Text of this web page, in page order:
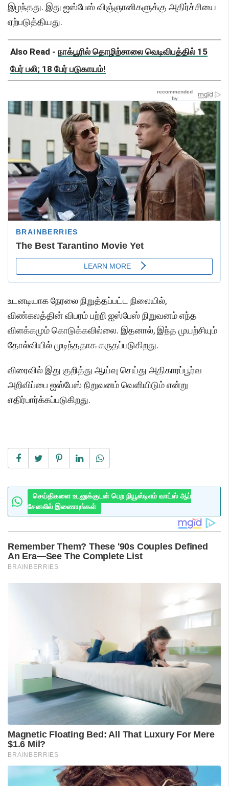
இழந்தது. இது ஐஸ்பேஸ் விஞ்ஞானிகளுக்கு அதிர்ச்சியை
ஏற்படுத்தியது.
Also Read - நாக்பூரில் தொழிற்சாலை வெடிவிபத்தில் 15
பேர் பலி; 18 பேர் படுகாயம்!
உடனடியாக நேரலை நிறுத்தப்பட்ட நிலையில்,
விண்கலத்தின் விபரம் பற்றி ஐஸ்பேஸ் நிறுவனம் எந்த
விளக்கமும் கொடுக்கவில்லை. இதனால், இந்த முயற்சியும்
தோல்வியில் முடிந்ததாக கருதப்படுகிறது.
விரைவில் இது குறித்து ஆய்வு செய்து அதிகாரப்பூர்வ
அறிவிப்பை ஐஸ்பேஸ் நிறுவனம் வெளியிடும் என்று
எதிர்பார்க்கப்படுகிறது.
செய்திகளை உடனுக்குடன் பெற நியூஸ்டிஎம் வாட்ஸ் ஆப்
சேனலில் இணையுங்கள்